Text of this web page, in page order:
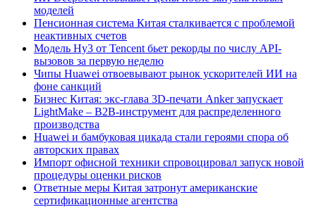
моделей
Пенсионная система Китая сталкивается с проблемой
неактивных счетов
Модель Hy3 от Tencent бьет рекорды по числу API-
вызовов за первую неделю
Чипы Huawei отвоевывают рынок ускорителей ИИ на
фоне санкций
Бизнес Китая: экс-глава 3D-печати Anker запускает
LightMake – B2B-инструмент для распределенного
производства
Huawei и бамбуковая цикада стали героями спора об
авторских правах
Импорт офисной техники спровоцировал запуск новой
процедуры оценки рисков
Ответные меры Китая затронут американские
сертификационные агентства